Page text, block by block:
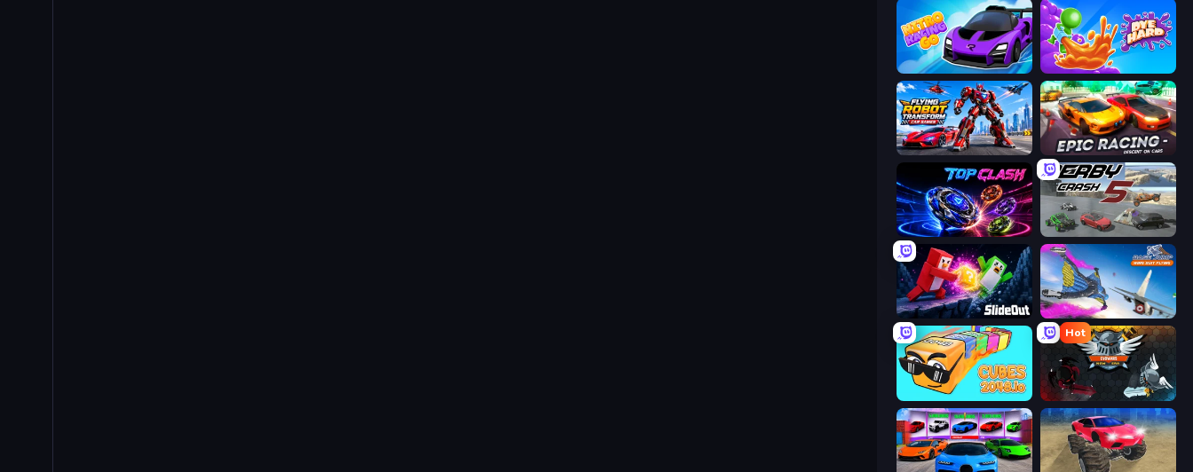
Nitro Racing Go Dye Hard
Flying Robot Transform Car Games Epic Racing - Descent on Cars
Top Clash Derby Crash 5
Slide Out Base Jump Wing Suit Flying
Cubes 2048.io
Hot
EvoWars.io